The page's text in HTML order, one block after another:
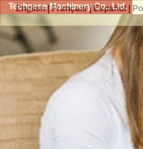
Techgene Machinery Co., Ltd.
English|Français| Español|